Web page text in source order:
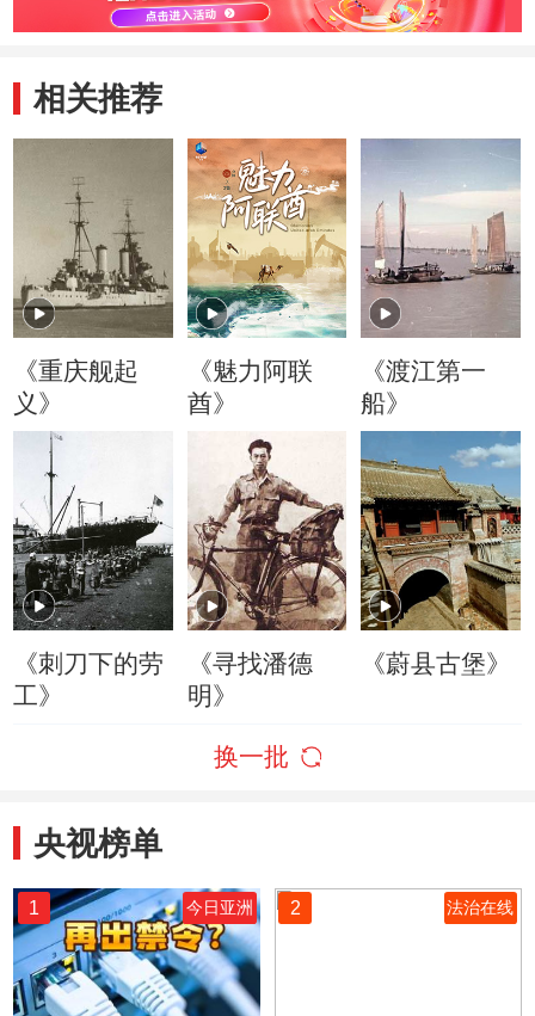
相关推荐
《重庆舰起
义》
《魅力阿联
酋》
《渡江第一
船》
《刺刀下的劳
工》
《寻找潘德
明》
《蔚县古堡》
换一批
央视榜单
1 今日亚洲 2 法治在线